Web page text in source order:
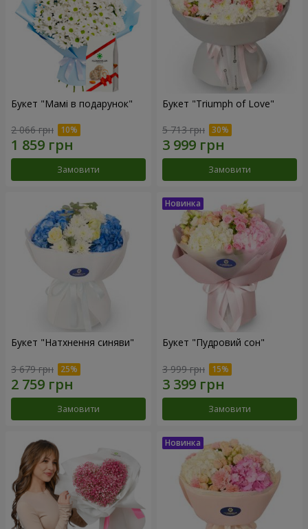
Букет "Мамі в подарунок"
2 066 грн
Замовити
Букет "Triumph of Love"
5 713 грн
Замовити
Букет "Натхнення синяви"
3 679 грн
Замовити
Букет "Пудровий сон"
3 999 грн
Замовити